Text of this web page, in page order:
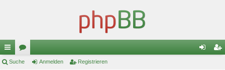
ch or
Suche Anmelden Registrieren